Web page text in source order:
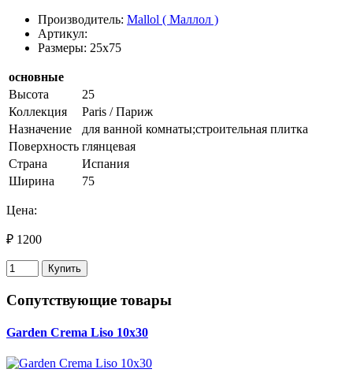
Производитель: Mallol ( Маллол )
Артикул:
Размеры: 25x75
основные
Высота
25
Коллекция
Paris / Париж
Назначение
для ванной комнаты;строительная плитка
Поверхность глянцевая
Страна
Испания
Ширина
75
Цена:
₽ 1200
Купить
Сопутствующие товары
Garden Crema Liso 10х30